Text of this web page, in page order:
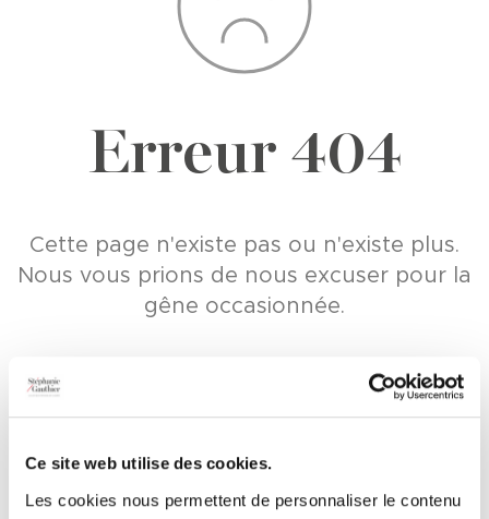
Ce site web utilise des cookies.
Les cookies nous permettent de personnaliser le contenu
Erreur 404
Cette page n'existe pas ou n'existe plus.
Nous vous prions de nous excuser pour la
gêne occasionnée.
Nous vous invitons à revenir à la
page